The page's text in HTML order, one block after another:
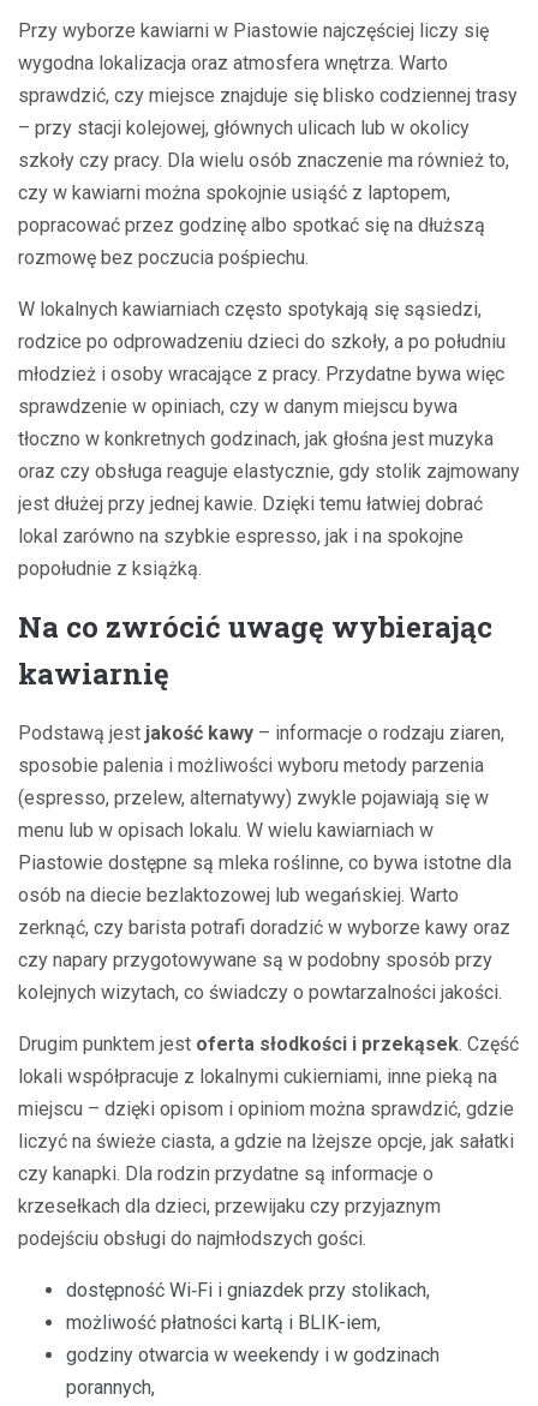
Przy wyborze kawiarni w Piastowie najczęściej liczy się
wygodna lokalizacja oraz atmosfera wnętrza. Warto
sprawdzić, czy miejsce znajduje się blisko codziennej trasy
– przy stacji kolejowej, głównych ulicach lub w okolicy
szkoły czy pracy. Dla wielu osób znaczenie ma również to,
czy w kawiarni można spokojnie usiąść z laptopem,
popracować przez godzinę albo spotkać się na dłuższą
rozmowę bez poczucia pośpiechu.
W lokalnych kawiarniach często spotykają się sąsiedzi,
rodzice po odprowadzeniu dzieci do szkoły, a po południu
młodzież i osoby wracające z pracy. Przydatne bywa więc
sprawdzenie w opiniach, czy w danym miejscu bywa
tłoczno w konkretnych godzinach, jak głośna jest muzyka
oraz czy obsługa reaguje elastycznie, gdy stolik zajmowany
jest dłużej przy jednej kawie. Dzięki temu łatwiej dobrać
lokal zarówno na szybkie espresso, jak i na spokojne
popołudnie z książką.
Na co zwrócić uwagę wybierając
kawiarnię
Podstawą jest jakość kawy – informacje o rodzaju ziaren,
sposobie palenia i możliwości wyboru metody parzenia
(espresso, przelew, alternatywy) zwykle pojawiają się w
menu lub w opisach lokalu. W wielu kawiarniach w
Piastowie dostępne są mleka roślinne, co bywa istotne dla
osób na diecie bezlaktozowej lub wegańskiej. Warto
zerknąć, czy barista potrafi doradzić w wyborze kawy oraz
czy napary przygotowywane są w podobny sposób przy
kolejnych wizytach, co świadczy o powtarzalności jakości.
Drugim punktem jest oferta słodkości i przekąsek. Część
lokali współpracuje z lokalnymi cukierniami, inne pieką na
miejscu – dzięki opisom i opiniom można sprawdzić, gdzie
liczyć na świeże ciasta, a gdzie na lżejsze opcje, jak sałatki
czy kanapki. Dla rodzin przydatne są informacje o
krzesełkach dla dzieci, przewijaku czy przyjaznym
podejściu obsługi do najmłodszych gości.
dostępność Wi‑Fi i gniazdek przy stolikach,
możliwość płatności kartą i BLIK-iem,
godziny otwarcia w weekendy i w godzinach
porannych,